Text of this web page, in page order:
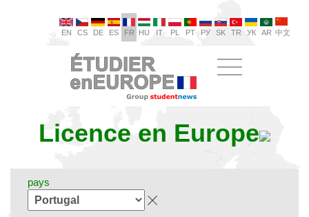
EN CS DE ES FR HU IT PL PT РУ SK TR УК AR 中文
Licence en Europe
pays